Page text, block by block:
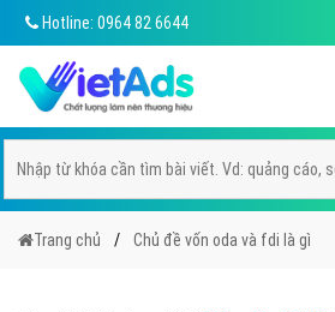
Hotline: 0964 82 6644
Trang chủ Chủ đề vốn oda và fdi là gì